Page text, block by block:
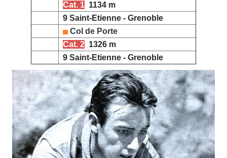
Cat. 1 1134 m
9 Saint-Etienne - Grenoble
Col de Porte
Cat. 2 1326 m
9 Saint-Etienne - Grenoble